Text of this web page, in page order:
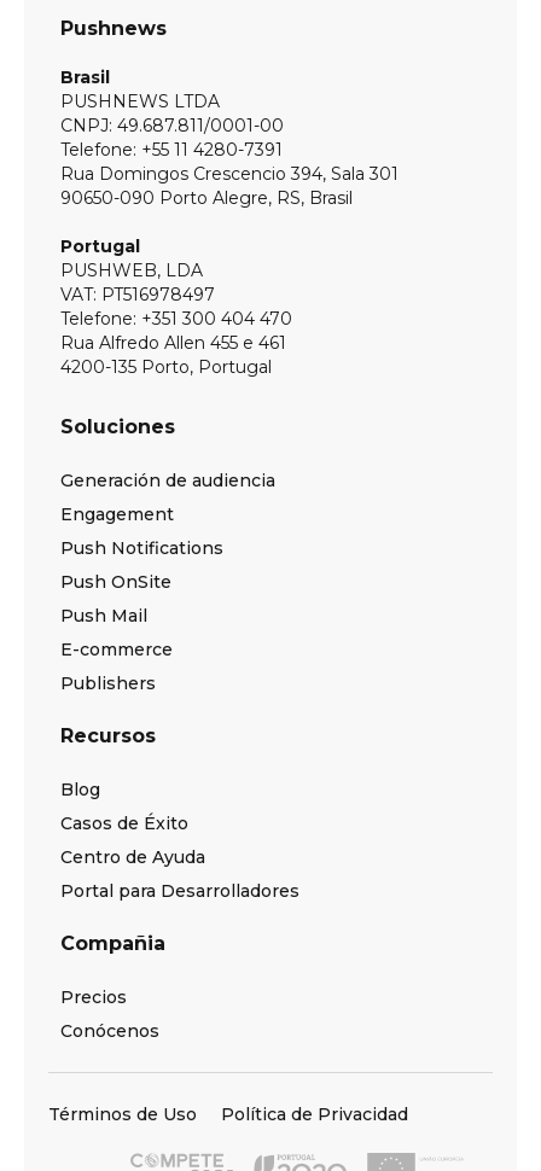
Pushnews
Brasil
PUSHNEWS LTDA
CNPJ: 49.687.811/0001-00
Telefone: +55 11 4280-7391
Rua Domingos Crescencio 394, Sala 301
90650-090 Porto Alegre, RS, Brasil
Portugal
PUSHWEB, LDA
VAT: PT516978497
Telefone: +351 300 404 470
Rua Alfredo Allen 455 e 461
4200-135 Porto, Portugal
Soluciones
Generación de audiencia
Engagement
Push Notifications
Push OnSite
Push Mail
E-commerce
Publishers
Recursos
Blog
Casos de Éxito
Centro de Ayuda
Portal para Desarrolladores
Compañia
Precios
Conócenos
Términos de Uso Política de Privacidad